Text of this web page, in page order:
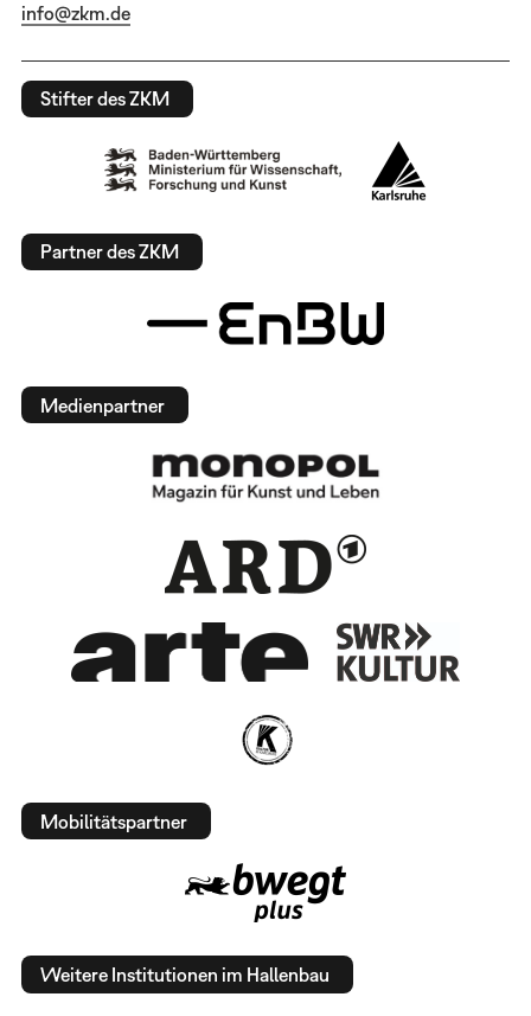
info@zkm.de
Stifter des ZKM
Partner des ZKM
Medienpartner
Mobilitätspartner
Weitere Institutionen im Hallenbau